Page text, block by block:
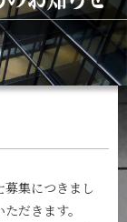
集につきまし
だきます。